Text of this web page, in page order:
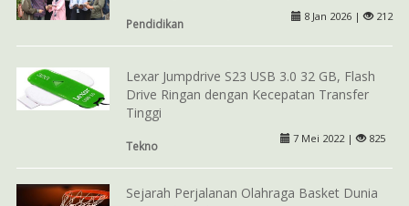
Pendidikan
8 Jan 2026 | 212
Lexar Jumpdrive S23 USB 3.0 32 GB, Flash
Drive Ringan dengan Kecepatan Transfer
Tinggi
Tekno
7 Mei 2022 | 825
Sejarah Perjalanan Olahraga Basket Dunia